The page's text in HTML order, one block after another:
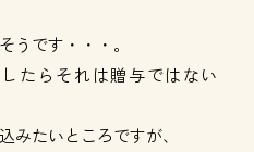
うです・・・。
たらそれは贈与ではない
みたいところですが、